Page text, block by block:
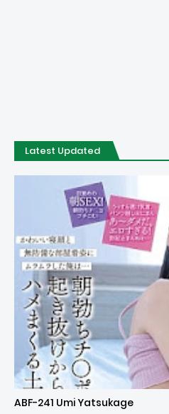
Latest Updated
Uncensored
ABF-241 Umi Yatsukage